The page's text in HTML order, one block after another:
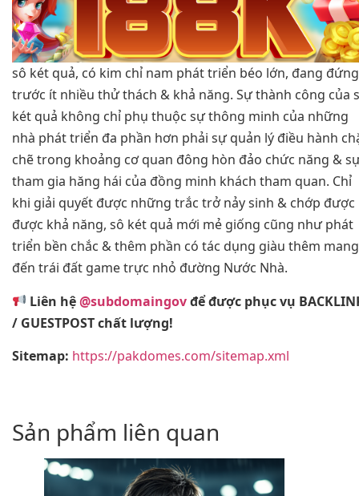
sô két quả, có kim chỉ nam phát triển béo lớn, đang đứng
trước ít nhiều thử thách & khả năng. Sự thành công của
két quả không chỉ phụ thuộc sự thông minh của những
nhà phát triển đa phần hơn phải sự quản lý điều hành
chẽ trong khoảng cơ quan đông hòn đảo chức năng &
tham gia hăng hái của đồng minh khách tham quan. Chỉ
khi giải quyết được những trắc trở nảy sinh & chớp được
được khả năng, sô két quả mới mẻ giống cũng như phát
triển bền chắc & thêm phần có tác dụng giàu thêm mang
đến trái đất game trực nhỏ đường Nước Nhà.
Liên hệ@subdomaingovđể được phục vụ
/ GUESTPOST chất lượng!
Sitemap: https://pakdomes.com/sitemap.xml
Sản phẩm liên quan